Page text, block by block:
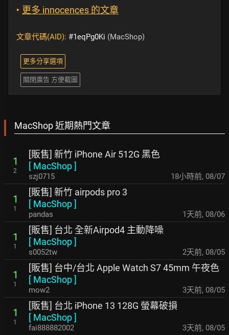
‣ 更多 innocences 的文章
文章代碼(AID): #1eqPg0Ki (MacShop)
更多分享選項
關閉廣告 方便截圖
MacShop 近期熱門文章
1
2
[販售] 新竹 iPhone Air 512G 黑色
[ MacShop]
szj0715 18小時前, 08/07
1
1
[販售] 新竹 airpods pro 3
[ MacShop]
pandas 1天前, 08/06
1
1
[販售] 台北 全新Airpod4 主動降噪
[ MacShop]
s0052tw 2天前, 08/05
1
1
[販售] 台中/台北 Apple Watch S7 45mm 午夜色
[ MacShop]
mow2 3天前, 08/05
1
1
[販售] 台北 iPhone 13 128G 螢幕破損
[ MacShop]
fai888882002 3天前, 08/05